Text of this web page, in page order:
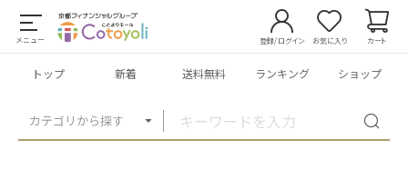
メニュー
カテゴリから探す
登録/ログイン お気に入り カート
トップ 新着 送料無料 ランキング ショップ